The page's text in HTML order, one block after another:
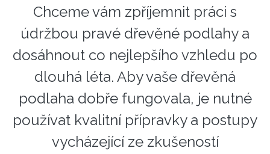
Chceme vám zpříjemnit práci s
údržbou pravé dřevěné podlahy a
dosáhnout co nejlepšího vzhledu po
dlouhá léta. Aby vaše dřevěná
podlaha dobře fungovala, je nutné
používat kvalitní přípravky a postupy
vycházející ze zkušeností